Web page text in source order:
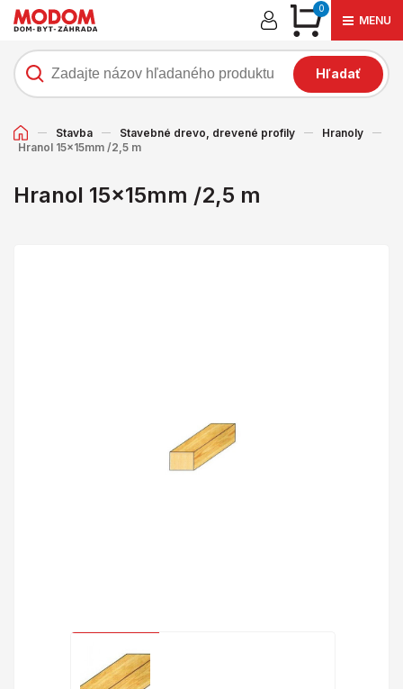
0
MENU
Hľadať
Stavba Stavebné drevo, drevené profily
Hranoly
Hranol 15x15mm /2,5 m
Hranol 15x15mm /2,5 m